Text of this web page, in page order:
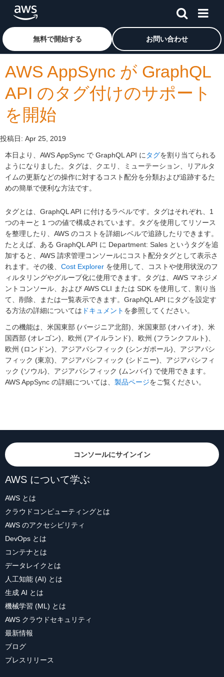
メインコンテンツに移動
アマゾン ウェブ サービスのホームページに戻るには、こ
無料で開始する お問い合わせ
AWS AppSync が GraphQL
API のタグ付けのサポート
を開始
投稿日: Apr 25, 2019
本日より、AWS AppSync で GraphQL API に タグを割り当てられる
ようになりました。タグは、クエリ、ミューテーション、リアルタ
イムの更新などの操作に対するコスト配分を分類および追跡するた
めの簡単で便利な方法です。
タグとは、GraphQL API に付けるラベルです。タグはそれぞれ、1
つのキーと 1 つの値で構成されています。タグを使用してリソース
を整理したり、AWS のコストを詳細レベルで追跡したりできます。
たとえば、ある GraphQL API に Department: Sales というタグを追
加すると、AWS 請求管理コンソールにコスト配分タグとして表示さ
れます。その後、 Cost Explorer を使用して、コストや使用状況のフ
ィルタリングやグループ化に使用できます。タグは、AWS マネジメ
ントコンソール、および AWS CLI または SDK を使用して、割り当
て、削除、または一覧表示できます。GraphQL API にタグを設定す
る方法の詳細については ドキュメント を参照してください。
この機能は、米国東部 (バージニア北部)、米国東部 (オハイオ)、米
国西部 (オレゴン)、欧州 (アイルランド)、欧州 (フランクフルト)、
欧州 (ロンドン)、アジアパシフィック (シンガポール)、アジアパシ
フィック (東京)、アジアパシフィック (シドニー)、アジアパシフィ
ック (ソウル)、アジアパシフィック (ムンバイ) で使用できます。
AWS AppSync の詳細については、 製品ページをご覧ください。
コンソールにサインイン
AWS について学ぶ
AWS とは
クラウドコンピューティングとは
AWS のアクセシビリティ
DevOps とは
コンテナとは
データレイクとは
人工知能 (AI) とは
生成 AI とは
機械学習 (ML) とは
AWS クラウドセキュリティ
最新情報
ブログ
プレスリリース